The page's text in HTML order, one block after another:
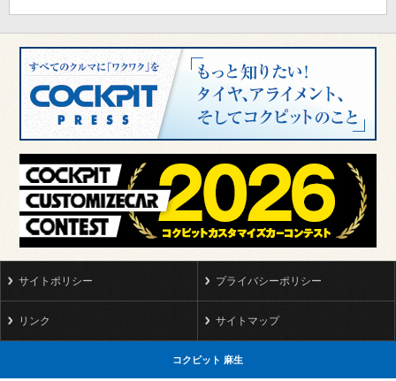
サイトポリシー プライバシーポリシー
リンク サイトマップ
コクピット 麻生